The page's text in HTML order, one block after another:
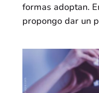
formas adoptan.
propongo dar un